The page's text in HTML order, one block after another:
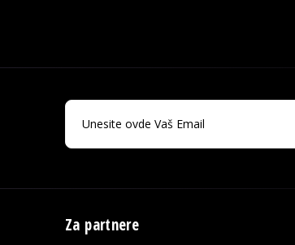
Za partnere